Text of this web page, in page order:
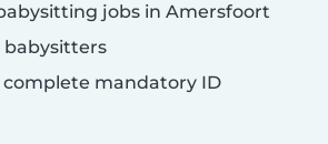
jobs in Amersfoort
babysitters
mandatory ID